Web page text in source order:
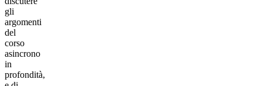
gli
argomenti
del
corso
asincrono
in
profondità,